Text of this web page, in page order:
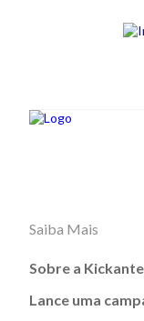
Saiba Mais
Sobre a Kickante
Lance uma